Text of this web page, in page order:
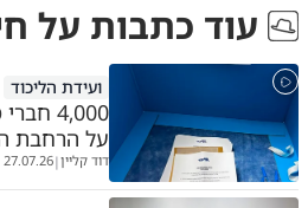
עוד כתבות על
ועידת הליכוד
4,000
על הרחבת
דוד קליין|
27.07.26